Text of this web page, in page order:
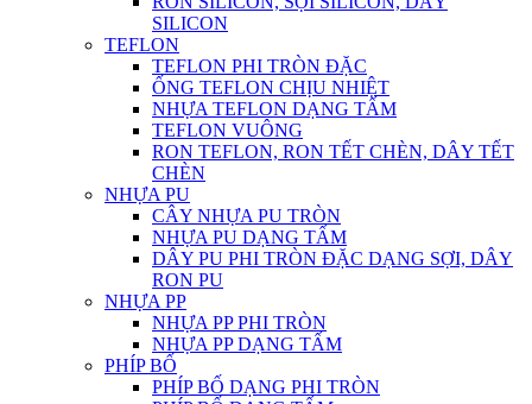
SILICON
TEFLON
TEFLON PHI TRÒN ĐẶC
ỐNG TEFLON CHỊU NHIỆT
NHỰA TEFLON DẠNG TẤM
TEFLON VUÔNG
RON TEFLON, RON TẾT CHÈN, DÂY TẾT
CHÈN
NHỰA PU
CÂY NHỰA PU TRÒN
NHỰA PU DẠNG TẤM
DÂY PU PHI TRÒN ĐẶC DẠNG SỢI, DÂY
RON PU
NHỰA PP
NHỰA PP PHI TRÒN
NHỰA PP DẠNG TẤM
PHÍP BỐ
PHÍP BỐ DẠNG PHI TRÒN